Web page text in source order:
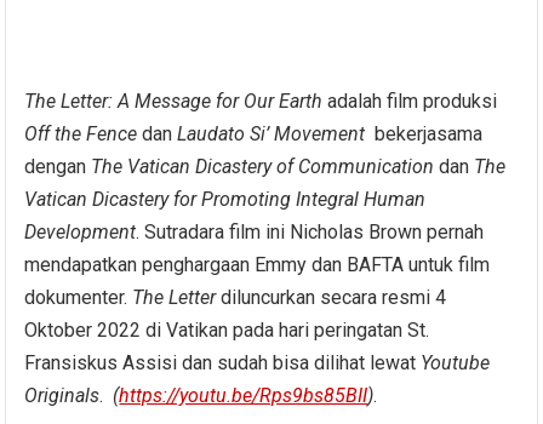
The Letter: A Message for Our Earth adalah film produksi
Off the Fence danLaudato Si’ Movement bekerjasama
dengan The Vatican Dicastery of Communication dan The
Vatican Dicastery for Promoting Integral Human
Development. Sutradara film ini Nicholas Brown pernah
mendapatkan penghargaan Emmy dan BAFTA untuk film
dokumenter. The Letterdiluncurkan secara resmi 4
Oktober 2022 di Vatikan pada hari peringatan St.
Fransiskus Assisi dan sudah bisa dilihat lewat Youtube
Originals. (https://youtu.be/Rps9bs85BII).